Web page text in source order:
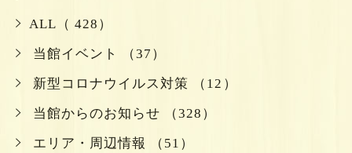
ALL（ 428）
当館イベント （37）
新型コロナウイルス対策 （12）
当館からのお知らせ （328）
エリア・周辺情報 （51）